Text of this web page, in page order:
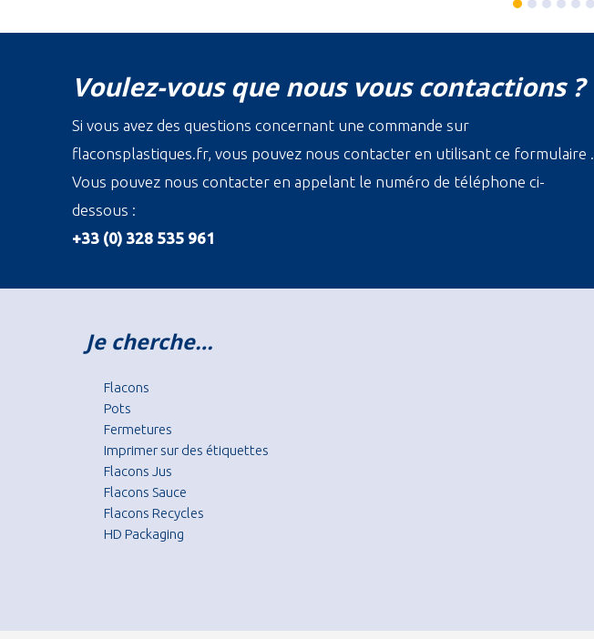
Voulez-vous que nous vous contactions ?
Si vous avez des questions concernant une commande sur
flaconsplastiques.fr, vous pouvez nous contacter en utilisant ce formulaire .
Vous pouvez nous contacter en appelant le numéro de téléphone ci-
dessous :
+33 (0) 328 535 961
Je cherche…
Flacons
Pots
Fermetures
Imprimer sur des étiquettes
Flacons Jus
Flacons Sauce
Flacons Recycles
HD Packaging